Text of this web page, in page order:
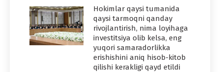
Hokimlar qaysi tumanida
qaysi tarmoqni qanday
rivojlantirish, nima loyihaga
investitsiya olib kelsa, eng
yuqori samaradorlikka
erishishini aniq hisob-kitob
qilishi kerakligi qayd etildi